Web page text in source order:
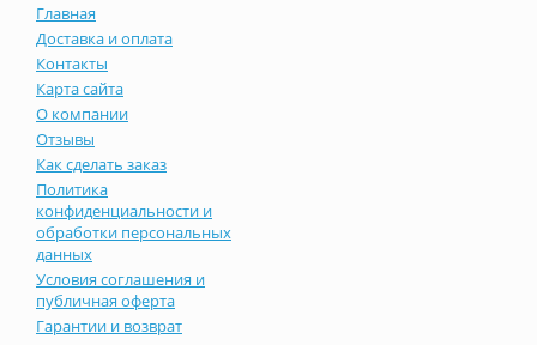
Главная
Доставка и оплата
Контакты
Карта сайта
О компании
Отзывы
Как сделать заказ
Политика
конфиденциальности и
обработки персональных
данных
Условия соглашения и
публичная оферта
Гарантии и возврат